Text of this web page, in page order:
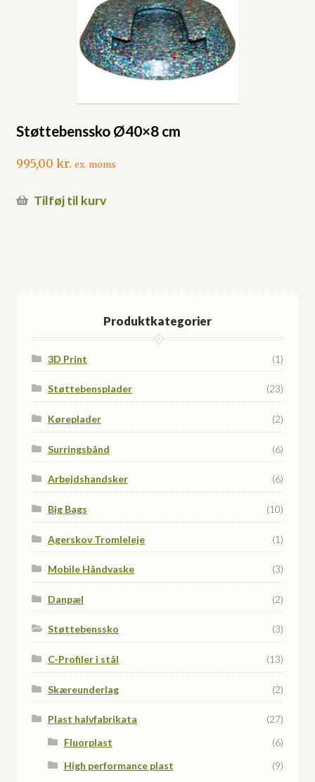
Støttebenssko Ø40×8 cm
995,00 kr. ex. moms
Tilføj til kurv
Produktkategorier
3D Print (1)
Støttebensplader (23)
Køreplader (2)
Surringsbånd (6)
Arbejdshandsker (6)
Big Bags (10)
Agerskov Tromleleje (1)
Mobile Håndvaske (3)
Danpæl (2)
Støttebenssko (3)
C-Profiler i stål (13)
Skæreunderlag (2)
Plast halvfabrikata
(27)
Fluorplast
(6)
High performance plast
(9)